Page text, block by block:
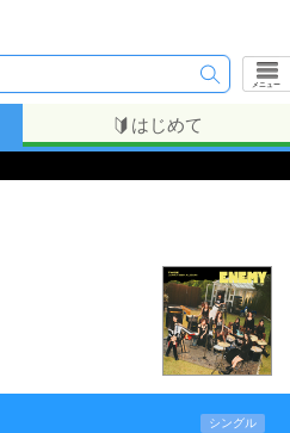
メニュー
はじめて
シングル